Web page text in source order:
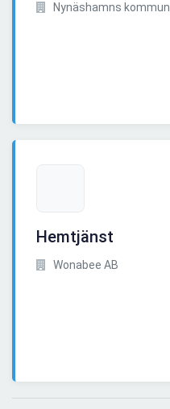
Nynäshamns
Hemtjänst
Wonabee AB